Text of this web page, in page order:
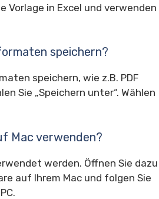
Vorlage in Excel und verwenden
speichern?
speichern, wie z.B. PDF
Sie „Speichern unter“. Wählen
Mac verwenden?
werden. Öffnen Sie dazu
auf Ihrem Mac und folgen Sie